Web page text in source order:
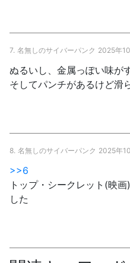
7. 名無しのサイバーパンク 2025年
ぬるいし、金属っぽい味が
そしてパンチがあるけど滑
8. 名無しのサイバーパンク 2025年
>>6
トップ・シークレット(映
した